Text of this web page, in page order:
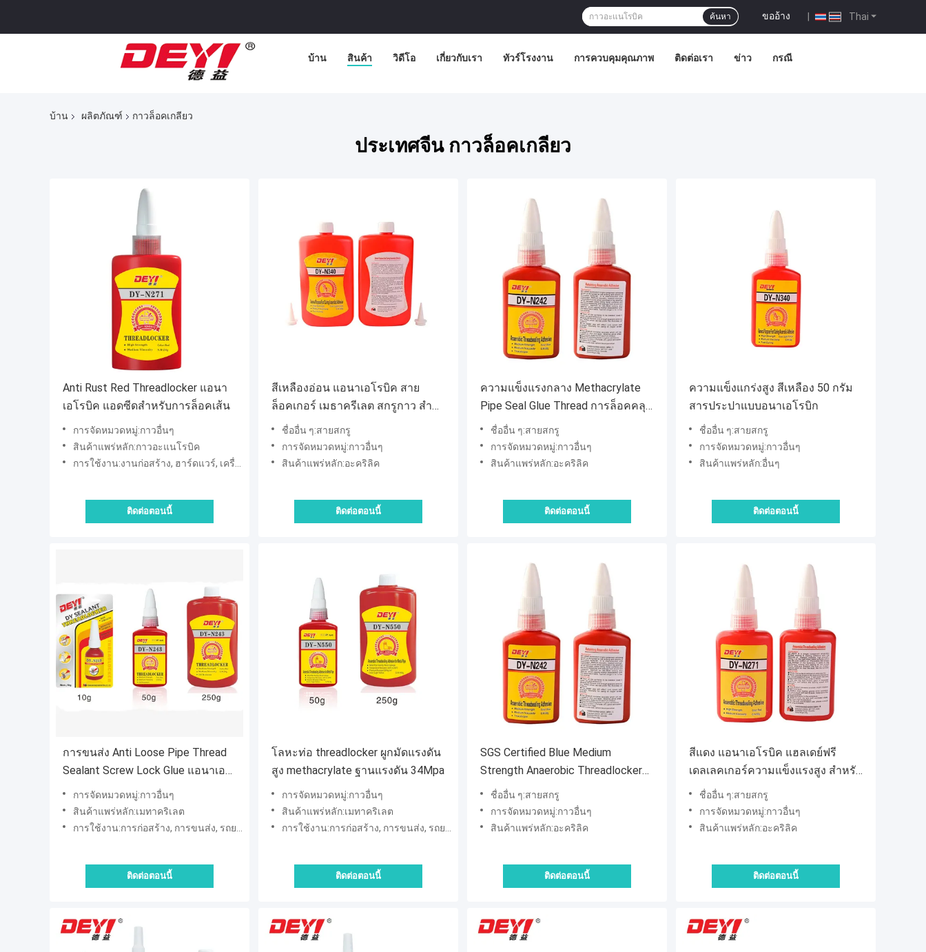
Thai
ขออ้าง |
ค้นหา
บ้าน สินค้า วิดีโอ เกี่ยวกับเรา ทัวร์โรงงาน การควบคุมคุณภาพ ติดต่อเรา ข่าว กรณี
บ้าน ผลิตภัณฑ์ กาวล็อคเกลียว
ประเทศจีน กาวล็อคเกลียว
Anti Rust Red Threadlocker แอนา
เอโรบิค แอดซีดสําหรับการล็อคเส้น
การจัดหมวดหมู่:กาวอื่นๆ
สินค้าแพร่หลัก:กาวอะแนโรบิค
การใช้งาน:งานก่อสร้าง, ฮาร์ดแวร์, เครื่องกลไฟฟ้า, เครื่องจักรก่อสร้าง, เครื่องใช้ไฟฟ้า
ติดต่อตอนนี้
สีเหลืองอ่อน แอนาเอโรบิค สาย
ล็อคเกอร์ เมธาครีเลต สกรูกาว สําห
รับความต้องการอุตสาหกรรม
ชื่ออื่น ๆ:สายสกรู
การจัดหมวดหมู่:กาวอื่นๆ
สินค้าแพร่หลัก:อะคริลิค
ติดต่อตอนนี้
ความแข็งแรงกลาง Methacrylate
Pipe Seal Glue Thread การล็อคคลุม
ด้วยการรักษาเร็ว
ชื่ออื่น ๆ:สายสกรู
การจัดหมวดหมู่:กาวอื่นๆ
สินค้าแพร่หลัก:อะคริลิค
ติดต่อตอนนี้
ความแข็งแกร่งสูง สีเหลือง 50 กรัม
สารประปาแบบอนาเอโรบิก
ชื่ออื่น ๆ:สายสกรู
การจัดหมวดหมู่:กาวอื่นๆ
สินค้าแพร่หลัก:อื่นๆ
ติดต่อตอนนี้
การขนส่ง Anti Loose Pipe Thread
Sealant Screw Lock Glue แอนาเอ
โรบิค แคลม
การจัดหมวดหมู่:กาวอื่นๆ
สินค้าแพร่หลัก:เมทาคริเลต
การใช้งาน:การก่อสร้าง, การขนส่ง, รถยนต์และมอเตอร์ไซค์
ติดต่อตอนนี้
โลหะท่อ threadlocker ผูกมัดแรงดัน
สูง methacrylate ฐานแรงดัน 34Mpa
การจัดหมวดหมู่:กาวอื่นๆ
สินค้าแพร่หลัก:เมทาคริเลต
การใช้งาน:การก่อสร้าง, การขนส่ง, รถยนต์และมอเตอร์ไซค์
ติดต่อตอนนี้
SGS Certified Blue Medium
Strength Anaerobic Threadlocker
Adhesive For Nuts and Bolts สาร
สอดแน่นสําหรับลูกหมากและลูก
หมาก
ชื่ออื่น ๆ:สายสกรู
การจัดหมวดหมู่:กาวอื่นๆ
สินค้าแพร่หลัก:อะคริลิค
ติดต่อตอนนี้
สีแดง แอนาเอโรบิค แฮลเดย์ฟรี
เดลเลคเกอร์ความแข็งแรงสูง สําหรับ
การติดตั้งอุตสาหกรรม
ชื่ออื่น ๆ:สายสกรู
การจัดหมวดหมู่:กาวอื่นๆ
สินค้าแพร่หลัก:อะคริลิค
ติดต่อตอนนี้